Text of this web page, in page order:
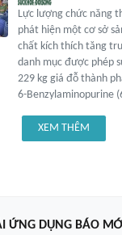
Lực lượng chức năng
phát hiện một cơ sở
chất kích thích tăng
danh mục được phép
229 kg giá đỗ thành
6-Benzylaminopurine
XEM THÊM
ỨNG DỤNG BÁO